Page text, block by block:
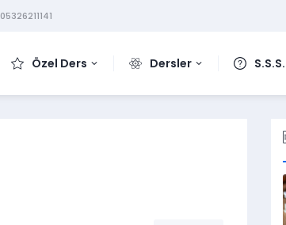
05326211141
Özel Ders Dersler S.S.S.